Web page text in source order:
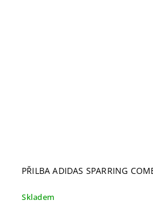
PŘILBA ADIDAS SPARRING
Skladem